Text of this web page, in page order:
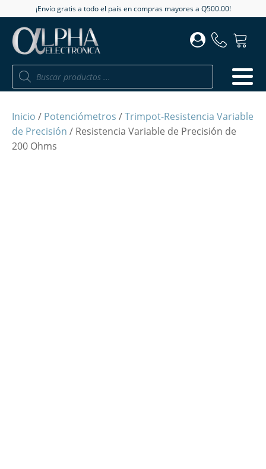
¡Envío gratis a todo el país en compras mayores a Q500.00!
Búsqueda
productos
Inicio / Potenciómetros /Trimpot-Resistencia Variable
de Precisión / Resistencia Variable de Precisión de
200 Ohms